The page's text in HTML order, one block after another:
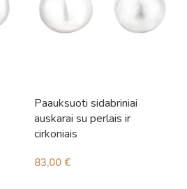
Paauksuoti sidabriniai
auskarai su perlais ir
cirkoniais
83,00 €